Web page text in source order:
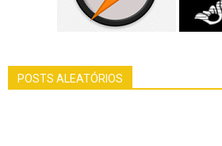
POSTS ALEATÓRIOS